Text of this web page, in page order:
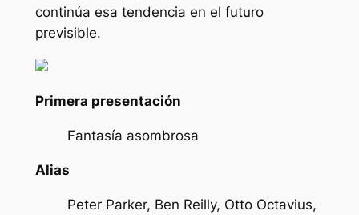
continúa esa tendencia en el futuro
previsible.
Primera presentación
Fantasía asombrosa
Alias
Peter Parker, Ben Reilly, Otto Octavius,